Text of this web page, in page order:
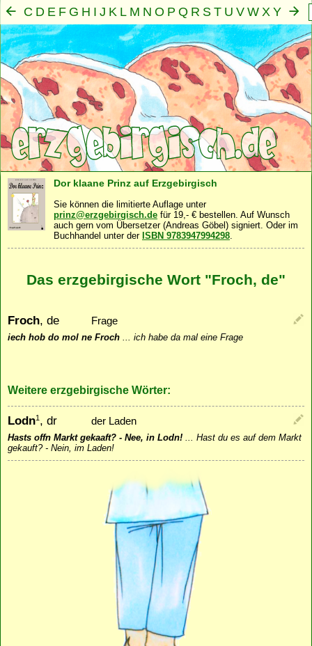
C D E F G H I J K L M N O P Q R S T U V W X Y
Z A B
Mensch·Seele · Geist·Familie·Gemeinschaft·
Dor klaane Prinz auf Erzgebirgisch
Sie können die limitierte Auflage unter
prinz@erzgebirgisch.de für 19,- € bestellen. Auf Wunsch
auch gern vom Übersetzer (Andreas Göbel) signiert. Oder im
Buchhandel unter der ISBN 9783947994298.
Das erzgebirgische Wort "Froch, de"
Froch, de Frage
iech hob do mol ne Froch ... ich habe da mal eine Frage
Weitere erzgebirgische Wörter:
Lodn1, dr der Laden
Hasts offn Markt gekaaft? - Nee, in Lodn! ... Hast du es auf dem Markt
gekauft? - Nein, im Laden!